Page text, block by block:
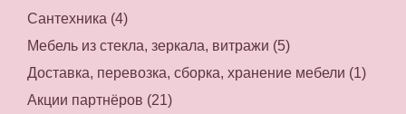
Сантехника (4)
Мебель из стекла, зеркала, витражи (5)
Доставка, перевозка, сборка, хранение мебели (1)
Акции партнёров (21)